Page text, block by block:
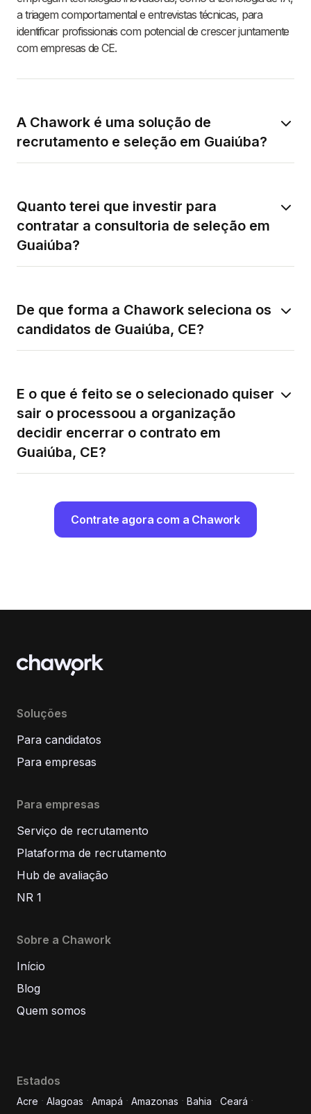
a triagem comportamental e entrevistas técnicas, para
identificar profissionais com potencial de crescer juntamente
com empresas de CE.
A Chawork é uma solução de
recrutamento e seleção em Guaiúba?
Quanto terei que investir para
contratar a consultoria de seleção em
Guaiúba?
De que forma a Chawork seleciona os
candidatos de Guaiúba, CE?
E o que é feito se o selecionado quiser
sair o processoou a organização
decidir encerrar o contrato em
Guaiúba, CE?
Contrate agora com a Chawork
Soluções
Para candidatos
Para empresas
Para empresas
Serviço de recrutamento
Plataforma de recrutamento
Hub de avaliação
NR 1
Sobre a Chawork
Início
Blog
Quem somos
Estados
Acre Alagoas Amapá Amazonas Bahia
Ceará